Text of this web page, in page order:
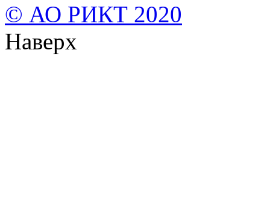
© АО РИКТ 2020
Наверх